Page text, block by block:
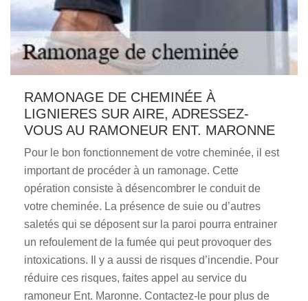
RAMONAGE DE CHEMINÉE À
LIGNIERES SUR AIRE, ADRESSEZ-
VOUS AU RAMONEUR ENT. MARONNE
Pour le bon fonctionnement de votre cheminée, il est
important de procéder à un ramonage. Cette
opération consiste à désencombrer le conduit de
votre cheminée. La présence de suie ou d’autres
saletés qui se déposent sur la paroi pourra entrainer
un refoulement de la fumée qui peut provoquer des
intoxications. Il y a aussi de risques d’incendie. Pour
réduire ces risques, faites appel au service du
ramoneur Ent. Maronne. Contactez-le pour plus de